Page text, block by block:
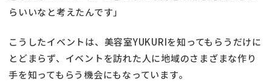
らいいなと考えたんです」
こうしたイベントは、美容室YUKURIを知ってもらうだけに
とどまらず、イベントを訪れた人に地域のさまざまな作り
手を知ってもらう機会にもなっています。